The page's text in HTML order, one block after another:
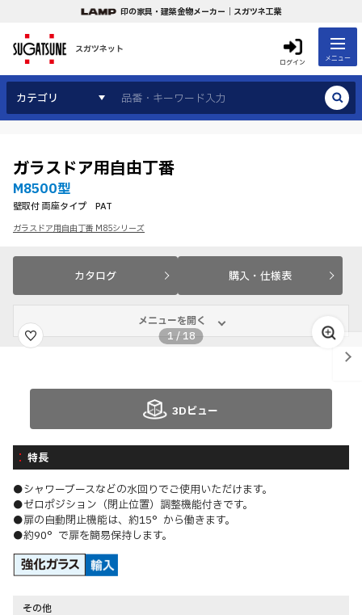
印の家具・建築金物メーカー｜スガツネ工業
スガツネット
ログイン メニュー
カテゴリ
ガラスドア用自由丁番
M8500型
壁取付 両座タイプ PAT
ガラスドア用自由丁番 M85シリーズ
カタログ 購入・仕様表
メニューを開く
1 /18
3Dビュー
特長
●シャワーブースなどの水回りでご使用いただけます。
●ゼロポジション（閉止位置）調整機能付きです。
●扉の自動閉止機能は、約15°から働きます。
●約90°で扉を簡易保持します。
その他